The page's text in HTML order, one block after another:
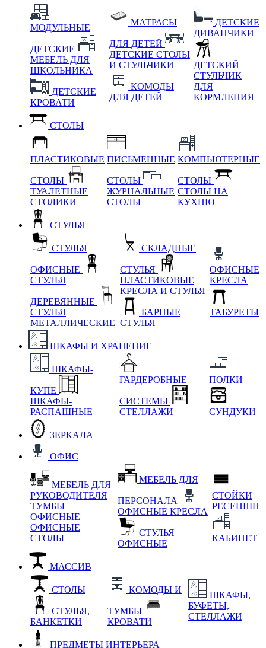
МОДУЛЬНЫЕ
ДЕТСКИЕ
МЕБЕЛЬ ДЛЯ
ШКОЛЬНИКА
ДЕТСКИЕ
КРОВАТИ
МАТРАСЫ
ДЛЯ ДЕТЕЙ
ДЕТСКИЕ СТОЛЫ
И СТУЛЬЧИКИ
КОМОДЫ
ДЛЯ ДЕТЕЙ
ДЕТСКИЕ
ДИВАНЧИКИ
ДЕТСКИЙ
СТУЛЬЧИК
ДЛЯ
КОРМЛЕНИЯ
СТОЛЫ
ПЛАСТИКОВЫЕ
СТОЛЫ
ТУАЛЕТНЫЕ
СТОЛИКИ
ПИСЬМЕННЫЕ
СТОЛЫ
ЖУРНАЛЬНЫЕ
СТОЛЫ
КОМПЬЮТЕРНЫЕ
СТОЛЫ
СТОЛЫ НА
КУХНЮ
СТУЛЬЯ
СТУЛЬЯ
ОФИСНЫЕ
СТУЛЬЯ
ДЕРЕВЯННЫЕ
СТУЛЬЯ
МЕТАЛЛИЧЕСКИЕ
СКЛАДНЫЕ
СТУЛЬЯ
ПЛАСТИКОВЫЕ
КРЕСЛА И СТУЛЬЯ
БАРНЫЕ
СТУЛЬЯ
ОФИСНЫЕ
КРЕСЛА
ТАБУРЕТЫ
ШКАФЫ И ХРАНЕНИЕ
ШКАФЫ-
КУПЕ
ШКАФЫ-
РАСПАШНЫЕ
ГАРДЕРОБНЫЕ
СИСТЕМЫ
СТЕЛЛАЖИ
ПОЛКИ
СУНДУКИ
ЗЕРКАЛА
ОФИС
МЕБЕЛЬ ДЛЯ
РУКОВОДИТЕЛЯ
ТУМБЫ
ОФИСНЫЕ
ОФИСНЫЕ
СТОЛЫ
МЕБЕЛЬ ДЛЯ
ПЕРСОНАЛА
ОФИСНЫЕ КРЕСЛА
СТУЛЬЯ
ОФИСНЫЕ
СТОЙКИ
РЕСЕПШН
КАБИНЕТ
МАССИВ
СТОЛЫ
СТУЛЬЯ,
БАНКЕТКИ
КОМОДЫ И
ТУМБЫ
КРОВАТИ
ШКАФЫ,
БУФЕТЫ,
СТЕЛЛАЖИ
ПРЕДМЕТЫ ИНТЕРЬЕРА